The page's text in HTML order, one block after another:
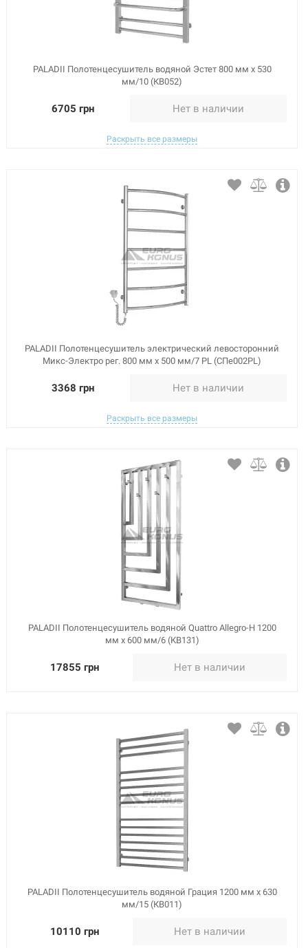
PALADII Полотенцесушитель водяной Эстет 800 мм х 530
мм/10 (КВ052)
6705 грн Нет в наличии
Раскрыть все размеры
PALADII Полотенцесушитель электрический левосторонний
Микс-Электро рег. 800 мм х 500 мм/7 PL (СПе002PL)
3368 грн Нет в наличии
Раскрыть все размеры
PALADII Полотенцесушитель водяной Quattro Allegro-H 1200
мм х 600 мм/6 (КВ131)
17855 грн Нет в наличии
PALADII Полотенцесушитель водяной Грация 1200 мм х 630
мм/15 (КВ011)
10110 грн Нет в наличии